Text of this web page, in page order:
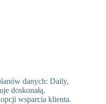
danych: Daily,
doskonałą,
wsparcia klienta.